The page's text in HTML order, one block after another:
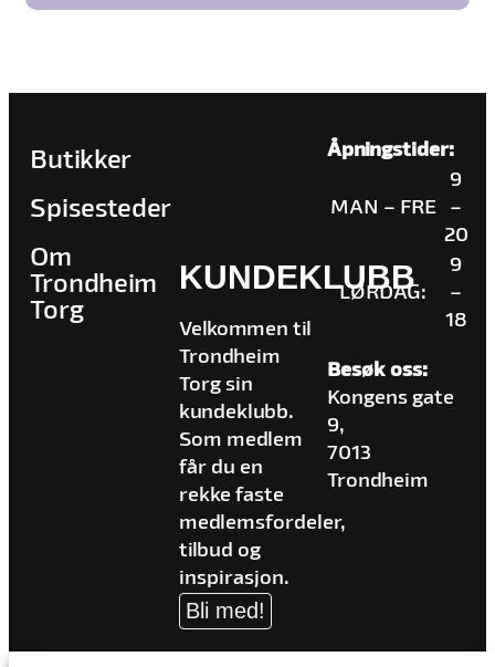
Butikker
Spisesteder
Om
Trondheim
Torg
KUNDEKLUBB
Velkommen til
Trondheim
Torg sin
kundeklubb.
Som medlem
får du en
rekke faste
medlemsfordeler,
tilbud og
inspirasjon.
Bli med!
Åpningstider:
MAN – FRE
9
–
20
LØRDAG:
9
–
18
Besøk oss:
Kongens gate
9,
7013
Trondheim